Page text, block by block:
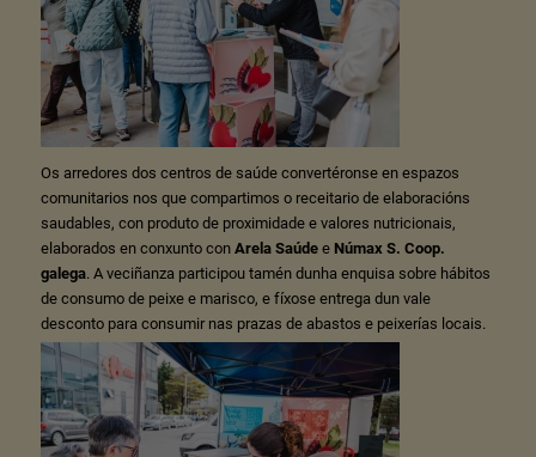
Os arredores dos centros de saúde convertéronse en espazos
comunitarios nos que compartimos o receitario de elaboracións
saudables, con produto de proximidade e valores nutricionais,
elaborados en conxunto con Arela Saúdee Númax S. Coop.
galega. A veciñanza participou tamén dunha enquisa sobre hábitos
de consumo de peixe e marisco, e fíxose entrega dun vale
desconto para consumir nas prazas de abastos e peixerías locais.